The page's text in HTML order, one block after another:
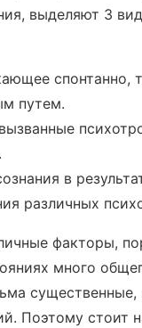
выделяют 3
спонтанно,
путем.
в
различных
факторы,
много
Поэтому стоит